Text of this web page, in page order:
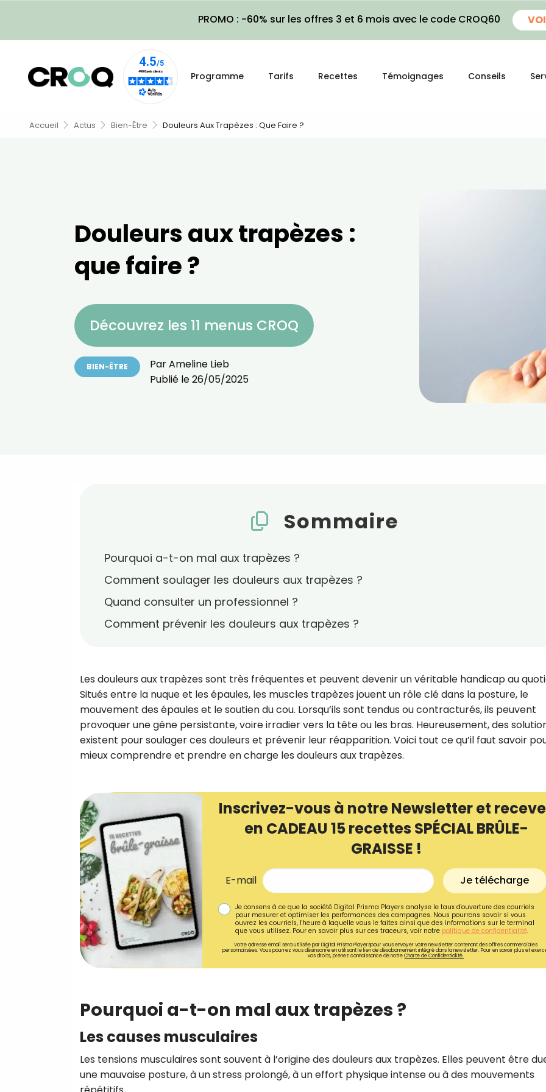
PROMO : -60% sur les offres 3 et 6 mois avec le code CROQ60
Programme Tarifs Recettes Témoignages Conseils
Accueil Actus Bien-Être Douleurs Aux Trapèzes : Que Faire ?
Douleurs aux trapèzes :
que faire ?
Découvrez les 11 menus CROQ
BIEN-ÊTRE ParAmeline Lieb
Publié le26/05/2025
Sommaire
Pourquoi a-t-on mal aux trapèzes ?
Comment soulager les douleurs aux trapèzes ?
Quand consulter un professionnel ?
Comment prévenir les douleurs aux trapèzes ?
Les douleurs aux trapèzes sont très fréquentes et peuvent devenir un véritable handicap au
Situés entre la nuque et les épaules, les muscles trapèzes jouent un rôle clé dans la posture, le
mouvement des épaules et le soutien du cou. Lorsqu’ils sont tendus ou contracturés, ils peuvent
provoquer une gêne persistante, voire irradier vers la tête ou les bras. Heureusement, des
existent pour soulager ces douleurs et prévenir leur réapparition. Voici tout ce qu’il faut savoir
mieux comprendre et prendre en charge les douleurs aux trapèzes.
Inscrivez-vous à notre Newsletter et
en CADEAU 15 recettes SPÉCIAL BRÛLE-
GRAISSE !
E-mail Je télécharge
Je consens à ce que la société Digital Prisma Players analyse le taux d'ouverture des courriels
pour mesurer et optimiser les performances des campagnes. Nous pourrons savoir si vous
ouvrez les courriels, l'heure à laquelle vous le faites ainsi que des informations sur le terminal
que vous utilisez. Pour en savoir plus sur ces traceurs, voir notre politique de confidentialité.
Votre adresse email sera utilisée par Digital Prisma Playerspour vous envoyer votre newsletter contenant des offres commerciales
personnalisées. Vous pourrez vous désinscrire en utilisant le lien de désabonnement intégré dans la newsletter. Pour en savoir plus et
vos droits, prenez connaissance de notreCharte de Confidentialité.
Pourquoi a-t-on mal aux trapèzes ?
Les causes musculaires
Les tensions musculaires sont souvent à l’origine des douleurs aux trapèzes. Elles peuvent être
une mauvaise posture, à un stress prolongé, à un effort physique intense ou à des mouvements
Recevez
!